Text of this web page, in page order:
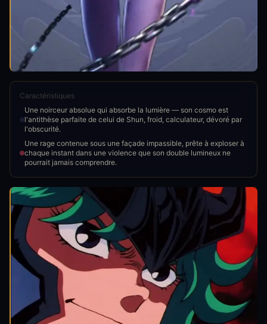
Caractéristiques
Une noirceur absolue qui absorbe la lumière — son cosmo est
l'antithèse parfaite de celui de Shun, froid, calculateur, dévoré par
l'obscurité.
Une rage contenue sous une façade impassible, prête à exploser à
chaque instant dans une violence que son double lumineux ne
pourrait jamais comprendre.